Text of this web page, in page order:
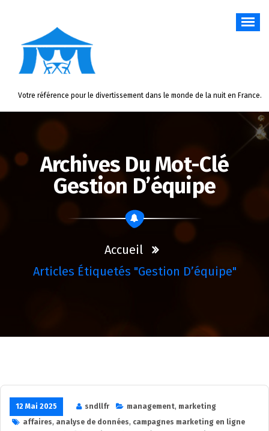
Votre référence pour le divertissement dans le monde de la nuit en France.
Archives Du Mot-Clé
Gestion D’équipe
Accueil
Articles Étiquetés "gestion D’équipe"
12 Mai 2025 sndllfr management, marketing
affaires, analyse de données, campagnes marketing en ligne